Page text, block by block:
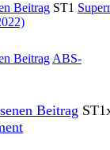
ST1
ABS-